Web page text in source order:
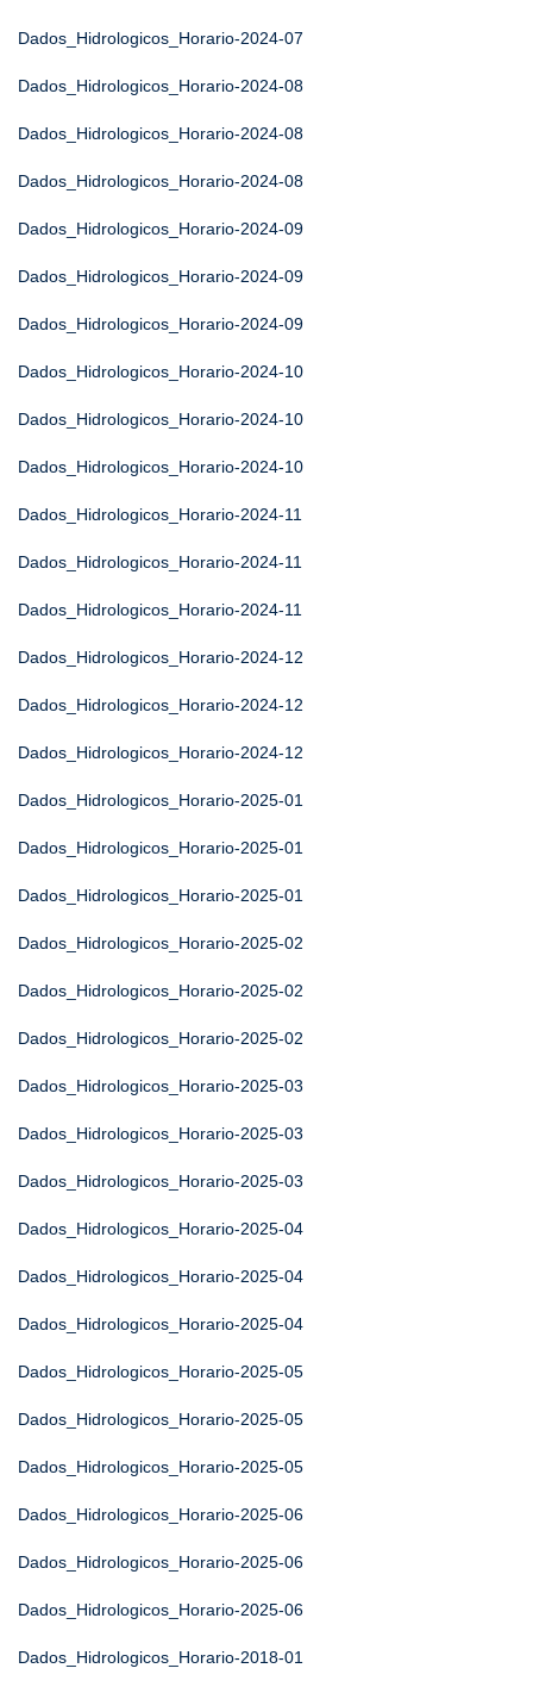
Dados_Hidrologicos_Horario-2024-07
Dados_Hidrologicos_Horario-2024-08
Dados_Hidrologicos_Horario-2024-08
Dados_Hidrologicos_Horario-2024-08
Dados_Hidrologicos_Horario-2024-09
Dados_Hidrologicos_Horario-2024-09
Dados_Hidrologicos_Horario-2024-09
Dados_Hidrologicos_Horario-2024-10
Dados_Hidrologicos_Horario-2024-10
Dados_Hidrologicos_Horario-2024-10
Dados_Hidrologicos_Horario-2024-11
Dados_Hidrologicos_Horario-2024-11
Dados_Hidrologicos_Horario-2024-11
Dados_Hidrologicos_Horario-2024-12
Dados_Hidrologicos_Horario-2024-12
Dados_Hidrologicos_Horario-2024-12
Dados_Hidrologicos_Horario-2025-01
Dados_Hidrologicos_Horario-2025-01
Dados_Hidrologicos_Horario-2025-01
Dados_Hidrologicos_Horario-2025-02
Dados_Hidrologicos_Horario-2025-02
Dados_Hidrologicos_Horario-2025-02
Dados_Hidrologicos_Horario-2025-03
Dados_Hidrologicos_Horario-2025-03
Dados_Hidrologicos_Horario-2025-03
Dados_Hidrologicos_Horario-2025-04
Dados_Hidrologicos_Horario-2025-04
Dados_Hidrologicos_Horario-2025-04
Dados_Hidrologicos_Horario-2025-05
Dados_Hidrologicos_Horario-2025-05
Dados_Hidrologicos_Horario-2025-05
Dados_Hidrologicos_Horario-2025-06
Dados_Hidrologicos_Horario-2025-06
Dados_Hidrologicos_Horario-2025-06
Dados_Hidrologicos_Horario-2018-01